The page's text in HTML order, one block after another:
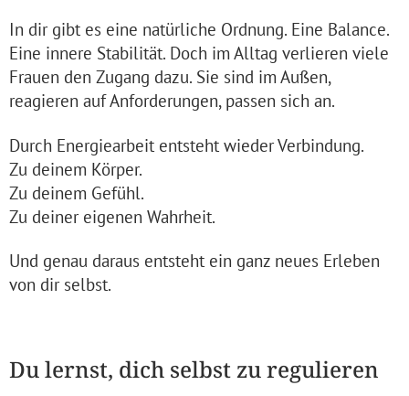
In dir gibt es eine natürliche Ordnung. Eine Balance.
Eine innere Stabilität. Doch im Alltag verlieren viele
Frauen den Zugang dazu. Sie sind im Außen,
reagieren auf Anforderungen, passen sich an.
Durch Energiearbeit entsteht wieder Verbindung.
Zu deinem Körper.
Zu deinem Gefühl.
Zu deiner eigenen Wahrheit.
Und genau daraus entsteht ein ganz neues Erleben
von dir selbst.
Du lernst, dich selbst zu regulieren